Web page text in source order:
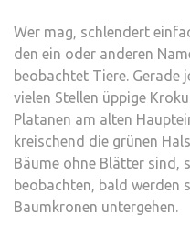
Wer mag, schlendert
den ein oder anderen
beobachtet Tiere. Gerade
vielen Stellen üppige
Platanen am alten
kreischend die grünen
Bäume ohne Blätter sind,
beobachten, bald werden
Baumkronen untergehen.